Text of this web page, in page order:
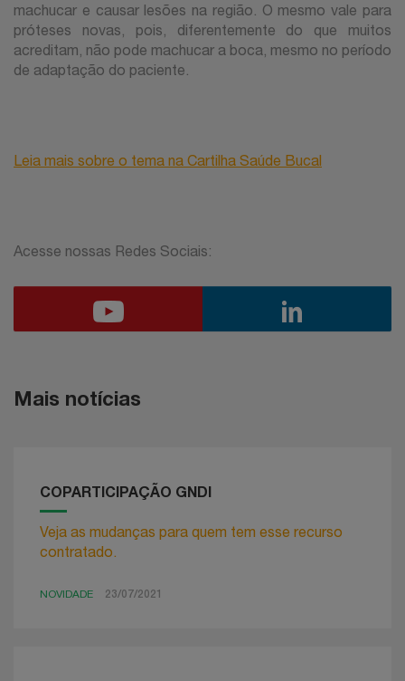
machucar e causar lesões na região. O mesmo vale para
próteses novas, pois, diferentemente do que muitos
acreditam, não pode machucar a boca, mesmo no período
de adaptação do paciente.
Leia mais sobre o tema na Cartilha Saúde Bucal
Acesse nossas Redes Sociais:
Mais notícias
COPARTICIPAÇÃO GNDI
Veja as mudanças para quem tem esse recurso
contratado.
NOVIDADE 23/07/2021